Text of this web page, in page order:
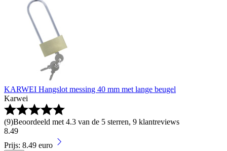
KARWEI Hangslot messing 40 mm met lange beugel
Karwei
(9)Beoordeeld met 4.3 van de 5 sterren, 9 klantreviews
8.49
Prijs: 8.49 euro